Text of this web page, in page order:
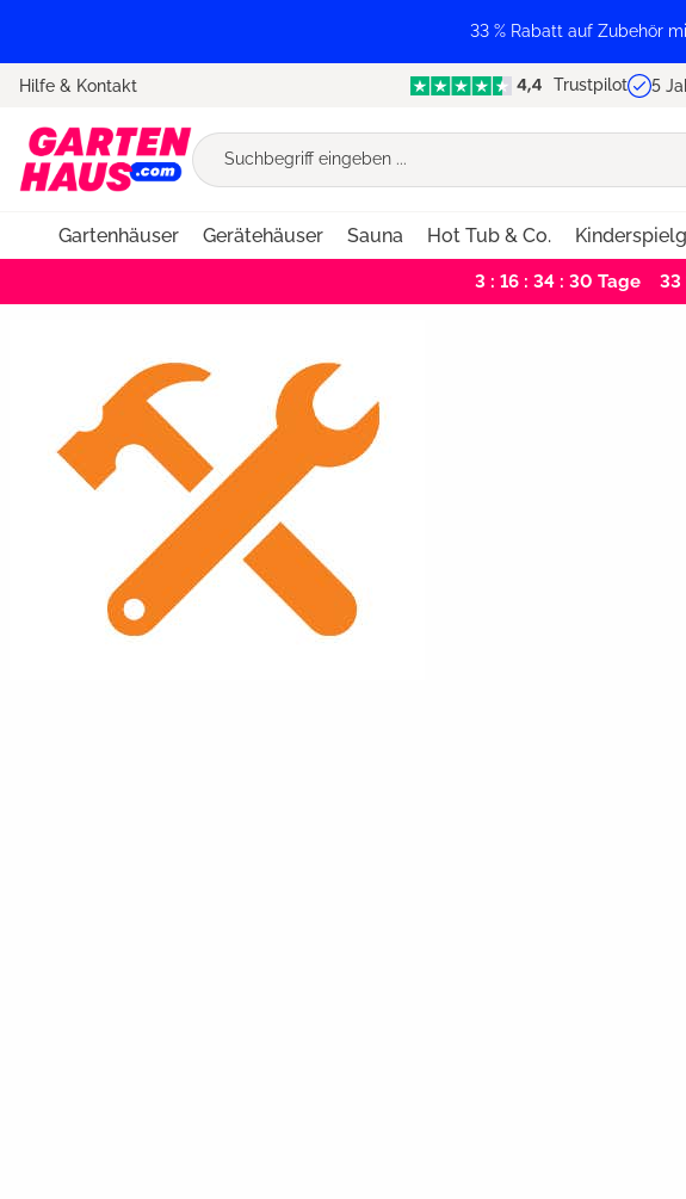
33 % Rabatt auf Zubehör
Hilfe & Kontakt Trustpilot 5
Gartenhäuser Gerätehäuser Sauna Hot Tub & Co.
3 : 16 : 34 : 29Tage 33